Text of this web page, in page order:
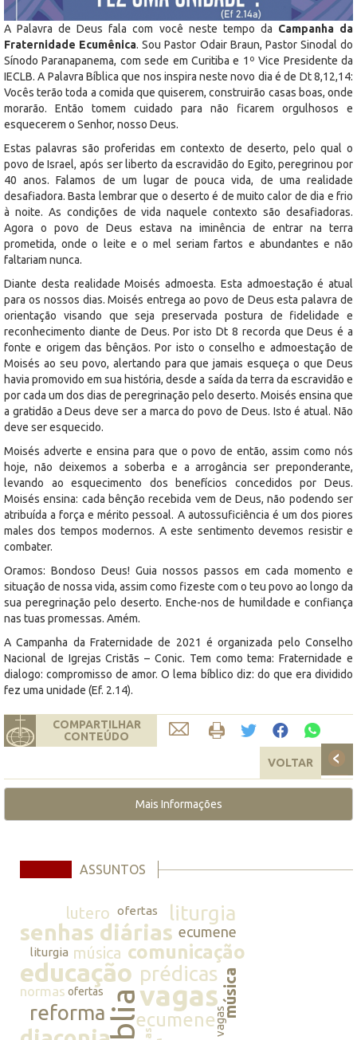
A Palavra de Deus fala com você neste tempo da Campanha da
Fraternidade Ecumênica. Sou Pastor Odair Braun, Pastor Sinodal do
Sínodo Paranapanema, com sede em Curitiba e 1º Vice Presidente da
IECLB. A Palavra Bíblica que nos inspira neste novo dia é de Dt 8,12,14:
Vocês terão toda a comida que quiserem, construirão casas boas, onde
morarão. Então tomem cuidado para não ficarem orgulhosos e
esquecerem o Senhor, nosso Deus.
Estas palavras são proferidas em contexto de deserto, pelo qual o
povo de Israel, após ser liberto da escravidão do Egito, peregrinou por
40 anos. Falamos de um lugar de pouca vida, de uma realidade
desafiadora. Basta lembrar que o deserto é de muito calor de dia e frio
à noite. As condições de vida naquele contexto são desafiadoras.
Agora o povo de Deus estava na iminência de entrar na terra
prometida, onde o leite e o mel seriam fartos e abundantes e não
faltariam nunca.
Diante desta realidade Moisés admoesta. Esta admoestação é atual
para os nossos dias. Moisés entrega ao povo de Deus esta palavra de
orientação visando que seja preservada postura de fidelidade e
reconhecimento diante de Deus. Por isto Dt 8 recorda que Deus é a
fonte e origem das bênçãos. Por isto o conselho e admoestação de
Moisés ao seu povo, alertando para que jamais esqueça o que Deus
havia promovido em sua história, desde a saída da terra da escravidão e
por cada um dos dias de peregrinação pelo deserto. Moisés ensina que
a gratidão a Deus deve ser a marca do povo de Deus. Isto é atual. Não
deve ser esquecido.
Moisés adverte e ensina para que o povo de então, assim como nós
hoje, não deixemos a soberba e a arrogância ser preponderante,
levando ao esquecimento dos benefícios concedidos por Deus.
Moisés ensina: cada bênção recebida vem de Deus, não podendo ser
atribuída a força e mérito pessoal. A autossuficiência é um dos piores
males dos tempos modernos. A este sentimento devemos resistir e
combater.
Oramos: Bondoso Deus! Guia nossos passos em cada momento e
situação de nossa vida, assim como fizeste com o teu povo ao longo da
sua peregrinação pelo deserto. Enche-nos de humildade e confiança
nas tuas promessas. Amém.
A Campanha da Fraternidade de 2021 é organizada pelo Conselho
Nacional de Igrejas Cristãs – Conic. Tem como tema: Fraternidade e
dialogo: compromisso de amor. O lema bíblico diz: do que era dividido
fez uma unidade (Ef. 2.14).
COMPARTILHAR
CONTEÚDO
VOLTAR
Mais Informações
ASSUNTOS
lutero ofertas liturgia
senhas diárias ecumene
liturgia música comunicação
educação prédicasmúsica
normas ofertas vagas
reforma ecumenevagas